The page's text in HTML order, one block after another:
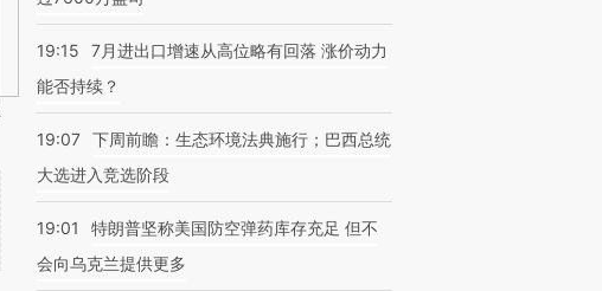
19:15
7月进出口增速从高位略有回落 涨价动力
能否持续？
19:07 下周前瞻：生态环境法典施行；巴西总统
大选进入竞选阶段
19:01
特朗普坚称美国防空弹药库存充足 但不
会向乌克兰提供更多